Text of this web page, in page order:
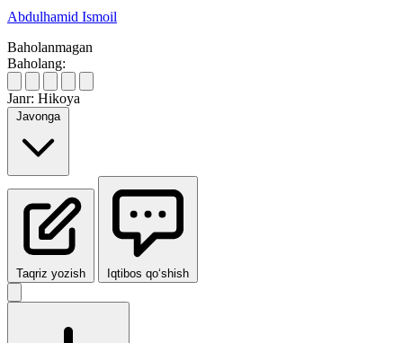
Abdulhamid Ismoil
Baholanmagan
Baholang:
Janr: Hikoya
Javonga
Taqriz yozish Iqtibos qo‘shish